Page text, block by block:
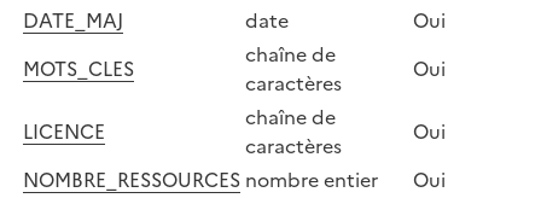
DATE_MAJ
date
Oui
MOTS_CLES
chaîne de
caractères
Oui
LICENCE
chaîne de
caractères
Oui
NOMBRE_RESSOURCES nombre entier
Oui